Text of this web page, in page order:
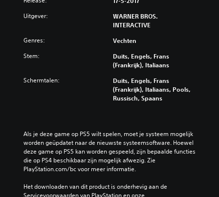
Uitgever:
WARNER BROS.
INTERACTIVE
Genres: Vechten
Stem:
Duits, Engels, Frans
(Frankrijk), Italiaans
Schermtalen:
Duits, Engels, Frans
(Frankrijk), Italiaans, Pools,
Russisch, Spaans
Als je deze game op PS5 wilt spelen, moet je systeem mogelijk
worden geüpdatet naar de nieuwste systeemsoftware. Hoewel
deze game op PS5 kan worden gespeeld, zijn bepaalde functies
die op PS4 beschikbaar zijn mogelijk afwezig. Zie
PlayStation.com/bc voor meer informatie.
Het downloaden van dit product is onderhevig aan de
Servicevoorwaarden van PlayStation en onze